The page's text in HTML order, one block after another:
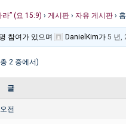
” (요 15:9) › 게시판 › 자유 게시판 ›
참여가 있으며 DanielKim가 5 년,
2 중에서)
글
전